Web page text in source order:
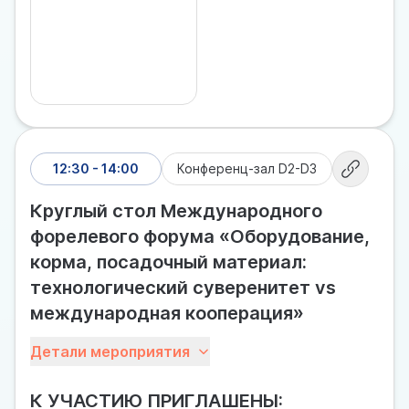
12:30 - 14:00 Конференц-зал D2-D3
Круглый стол Международного
форелевого форума «Оборудование,
корма, посадочный материал:
технологический суверенитет vs
международная кооперация»
Работа Международного форелевого форума
представители бизнеса и науки уделят внимание
Детали мероприятия
К УЧАСТИЮ ПРИГЛАШЕНЫ: